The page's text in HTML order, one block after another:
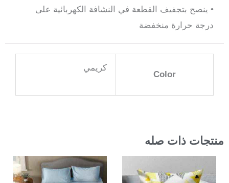
• ينصح بتجفيف القطعة في النشافة الكهربائية على
درجة حرارة منخفضة
Color
كريمي
منتجات ذات صله